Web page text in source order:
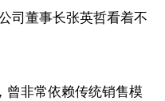
司董事长张英哲看着不
曾非常依赖传统销售模